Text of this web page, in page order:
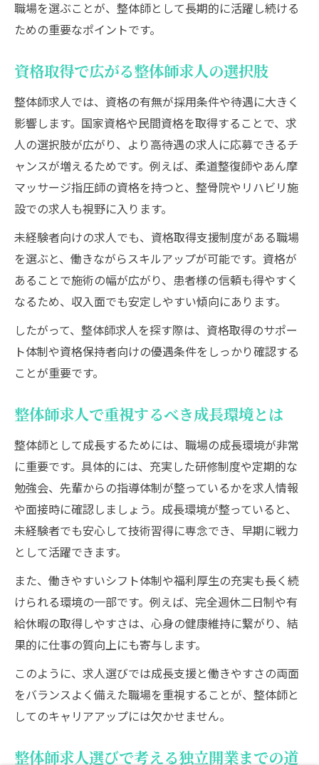
職場を選ぶことが、整体師として長期的に活躍し続ける
ための重要なポイントです。
資格取得で広がる整体師求人の選択肢
整体師求人では、資格の有無が採用条件や待遇に大きく
影響します。国家資格や民間資格を取得することで、求
人の選択肢が広がり、より高待遇の求人に応募できるチ
ャンスが増えるためです。例えば、柔道整復師やあん摩
マッサージ指圧師の資格を持つと、整骨院やリハビリ施
設での求人も視野に入ります。
未経験者向けの求人でも、資格取得支援制度がある職場
を選ぶと、働きながらスキルアップが可能です。資格が
あることで施術の幅が広がり、患者様の信頼も得やすく
なるため、収入面でも安定しやすい傾向にあります。
したがって、整体師求人を探す際は、資格取得のサポー
ト体制や資格保持者向けの優遇条件をしっかり確認する
ことが重要です。
整体師求人で重視するべき成長環境とは
整体師として成長するためには、職場の成長環境が非常
に重要です。具体的には、充実した研修制度や定期的な
勉強会、先輩からの指導体制が整っているかを求人情報
や面接時に確認しましょう。成長環境が整っていると、
未経験者でも安心して技術習得に専念でき、早期に戦力
として活躍できます。
また、働きやすいシフト体制や福利厚生の充実も長く続
けられる環境の一部です。例えば、完全週休二日制や有
給休暇の取得しやすさは、心身の健康維持に繋がり、結
果的に仕事の質向上にも寄与します。
このように、求人選びでは成長支援と働きやすさの両面
をバランスよく備えた職場を重視することが、整体師と
してのキャリアアップには欠かせません。
整体師求人選びで考える独立開業までの道